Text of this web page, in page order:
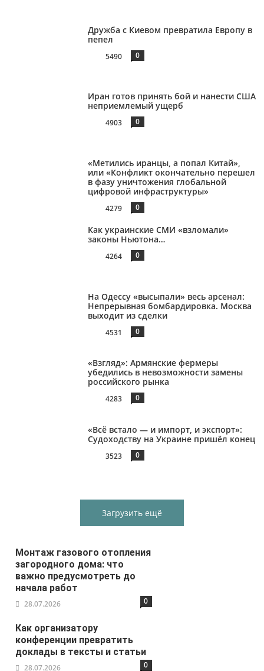
Дружба с Киевом превратила Европу в
пепел
5490 0
Иран готов принять бой и нанести США
неприемлемый ущерб
4903 0
«Метились иранцы, а попал Китай»,
или «Конфликт окончательно перешел
в фазу уничтожения глобальной
цифровой инфраструктуры»
4279 0
Как украинские СМИ «взломали»
законы Ньютона…
4264 0
На Одессу «высыпали» весь арсенал:
Непрерывная бомбардировка. Москва
выходит из сделки
4531 0
«Взгляд»: Армянские фермеры
убедились в невозможности замены
российского рынка
4283 0
«Всё встало — и импорт, и экспорт»:
Судоходству на Украине пришёл конец
3523 0
Загрузить ещё
Монтаж газового отопления
загородного дома: что
важно предусмотреть до
начала работ
28.07.2026 0
Как организатору
конференции превратить
доклады в тексты и статьи
28.07.2026 0